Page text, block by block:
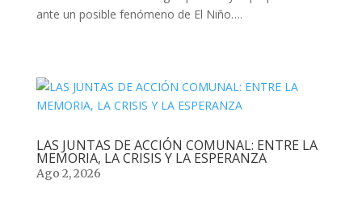
ante un posible fenómeno de El Niño….
LAS JUNTAS DE ACCIÓN COMUNAL: ENTRE LA
MEMORIA, LA CRISIS Y LA ESPERANZA
Ago 2, 2026